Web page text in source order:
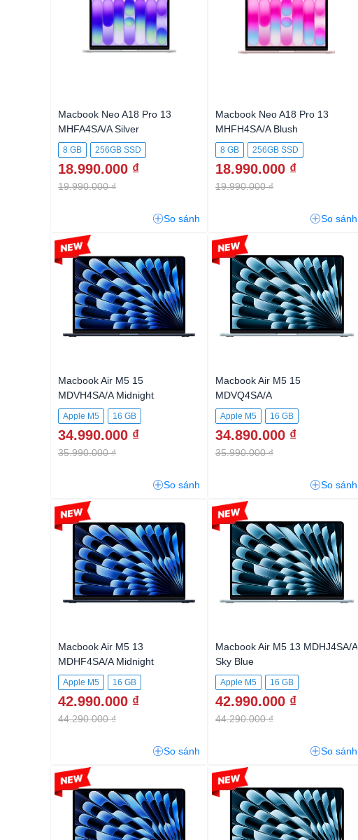
Macbook Neo A18 Pro 13
MHFA4SA/A Silver
8 GB 256GB SSD
18.990.000 ₫
19.990.000 ₫
So sánh
Macbook Neo A18 Pro 13
MHFH4SA/A Blush
8 GB 256GB SSD
18.990.000 ₫
19.990.000 ₫
So sánh
Macbook Air M5 15
MDVH4SA/A Midnight
Apple M5
16 GB
512GB SSD
34.990.000 ₫
35.990.000 ₫
-2%
So sánh
Macbook Air M5 15
MDVQ4SA/A
Apple M5
16 GB
512GB SSD
34.890.000 ₫
35.990.000 ₫
-3%
So sánh
Macbook Air M5 13
MDHF4SA/A Midnight
Apple M5 16 GB
42.990.000 ₫
44.290.000 ₫
-2%
So sánh
Macbook Air M5 13 MDHJ4SA/A
Sky Blue
Apple M5 16 GB
42.990.000 ₫
44.290.000 ₫
-2%
So sánh
-3% -4%